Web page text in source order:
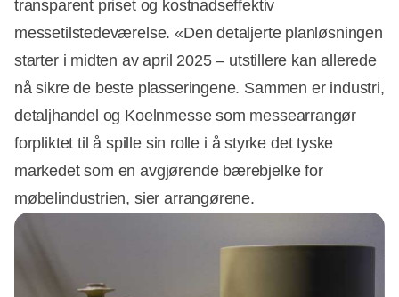
transparent priset og kostnadseffektiv
messetilstedeværelse. «Den detaljerte planløsningen
starter i midten av april 2025 – utstillere kan allerede
nå sikre de beste plasseringene. Sammen er industri,
detaljhandel og Koelnmesse som messearrangør
forpliktet til å spille sin rolle i å styrke det tyske
markedet som en avgjørende bærebjelke for
møbelindustrien, sier arrangørene.